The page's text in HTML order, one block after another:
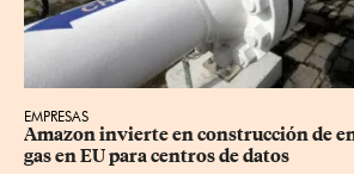
EMPRESAS
Amazon invierte en construcción de
gas en EU para centros de datos